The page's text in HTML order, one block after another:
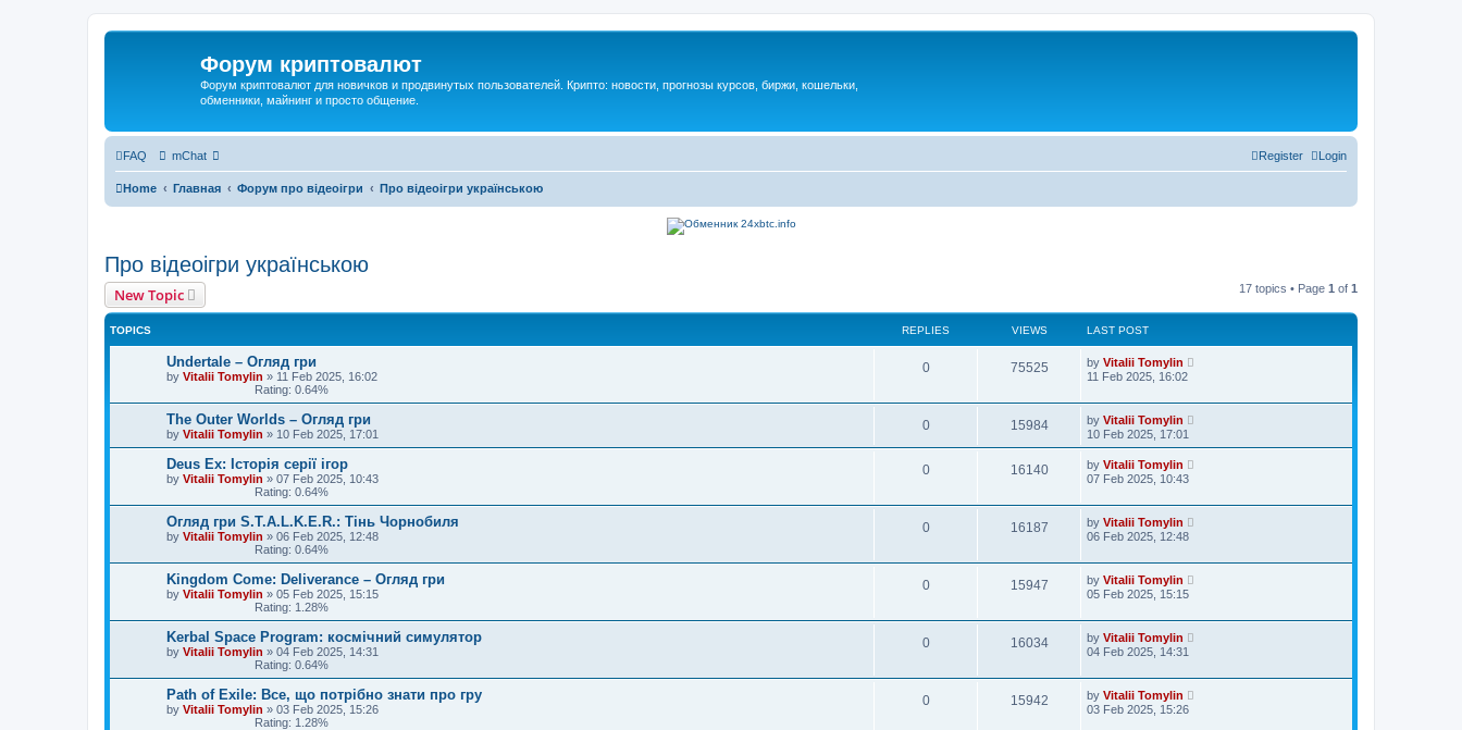
Форум криптовалют
Форум криптовалют для новичков и продвинутых пользователей. Крипто: новости, прогнозы курсов, биржи, кошельки,
обменники, майнинг и просто общение.
FAQ mChat Login
Register
Home Главная Форум про відеоігри Про відеоігри українською
Про відеоігри українською
New Topic 17 topics • Page 1 of 1
TOPICS REPLIES VIEWS LAST POST
Undertale – Огляд гри
by Vitalii Tomylin » 11 Feb 2025, 16:02
Rating: 0.64%
0 75525 by Vitalii Tomylin
11 Feb 2025, 16:02
The Outer Worlds – Огляд гри
by Vitalii Tomylin » 10 Feb 2025, 17:01
0 15984 by Vitalii Tomylin
10 Feb 2025, 17:01
Deus Ex: Історія серії ігор
by Vitalii Tomylin » 07 Feb 2025, 10:43
Rating: 0.64%
0 16140 by Vitalii Tomylin
07 Feb 2025, 10:43
Огляд гри S.T.A.L.K.E.R.: Тінь Чорнобиля
by Vitalii Tomylin » 06 Feb 2025, 12:48
Rating: 0.64%
0 16187 by Vitalii Tomylin
06 Feb 2025, 12:48
Kingdom Come: Deliverance – Огляд гри
by Vitalii Tomylin » 05 Feb 2025, 15:15
Rating: 1.28%
0 15947 by Vitalii Tomylin
05 Feb 2025, 15:15
Kerbal Space Program: космічний симулятор
by Vitalii Tomylin » 04 Feb 2025, 14:31
Rating: 0.64%
0 16034 by Vitalii Tomylin
04 Feb 2025, 14:31
Path of Exile: Все, що потрібно знати про гру
by Vitalii Tomylin » 03 Feb 2025, 15:26
Rating: 1.28%
0 15942 by Vitalii Tomylin
03 Feb 2025, 15:26